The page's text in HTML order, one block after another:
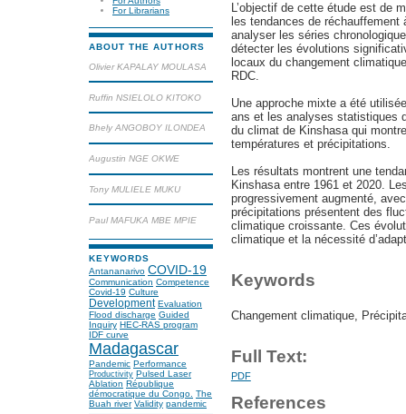
For Librarians
ABOUT THE AUTHORS
Olivier KAPALAY MOULASA
Ruffin NSIELOLO KITOKO
Bhely ANGOBOY ILONDEA
Augustin NGE OKWE
Tony MULIELE MUKU
Paul MAFUKA MBE MPIE
KEYWORDS
Antananarivo COVID-19
Communication Competence
Covid-19 Culture
Development Evaluation
Flood discharge Guided
Inquiry HEC-RAS program
IDF curve
Madagascar
Pandemic Performance
Productivity Pulsed Laser
Ablation République
démocratique du Congo. The
Buah river Validity pandemic
L’objectif de cette étude est de
les tendances de
analyser les séries
détecter les évolutions
locaux du changement
RDC.
Une approche mixte a été
ans et les analyses statistiques
du climat de Kinshasa qui
températures et précipitations.
Les résultats montrent une
Kinshasa entre 1961 et 2020.
progressivement augmenté,
précipitations présentent des
climatique croissante. Ces
climatique et la nécessité
Keywords
Changement climatique,
Full Text:
PDF
References